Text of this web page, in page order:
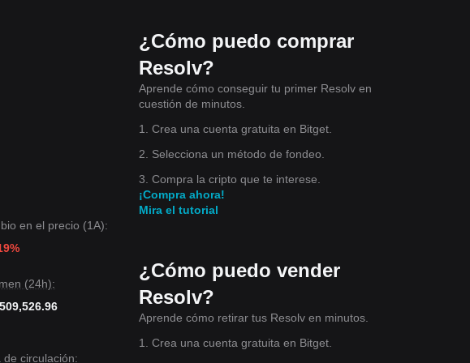
en el precio (1A):
(24h):
de circulación:
¿Cómo puedo comprar
Resolv?
Aprende cómo conseguir tu primer Resolv en
cuestión de minutos.
1. Crea una cuenta gratuita en Bitget.
2. Selecciona un método de fondeo.
3. Compra la cripto que te interese.
¡Compra ahora!
Mira el tutorial
¿Cómo puedo vender
Resolv?
Aprende cómo retirar tus Resolv en minutos.
1. Crea una cuenta gratuita en Bitget.